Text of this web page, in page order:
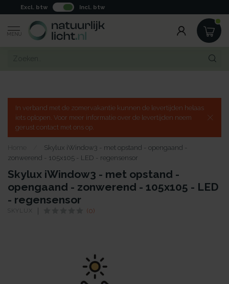
Excl. btw Incl. btw
MENU
In verband met de zomervakantie kunnen de levertijden helaas
iets oplopen. Voor meer informatie over de levertijden neem
gerust contact met ons op.
Home
Skylux iWindow3 - met opstand - opengaand -
zonwerend - 105x105 - LED - regensensor
Skylux iWindow3 - met opstand -
opengaand - zonwerend - 105x105 - LED
- regensensor
SKYLUX (0)